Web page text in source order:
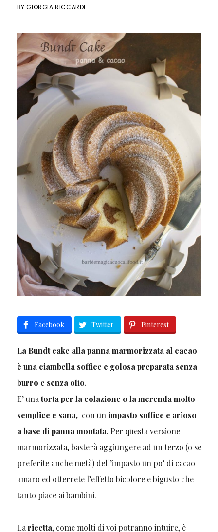
BYGIORGIA RICCARDI
Facebook Twitter Pinterest
La Bundt cake alla panna marmorizzata al cacao
è una ciambella soffice e golosa preparata senza
burro e senza olio.
E’ unatorta per la colazione o la merenda molto
semplice e sana, con unimpasto soffice e arioso
a base di panna montata. Per questa versione
marmorizzata, basterà aggiungere ad un terzo (o se
preferite anche metà) dell’impasto un po’ di cacao
amaro ed otterrete l’effetto bicolore e bigusto che
tanto piace ai bambini.
Laricetta, come molti di voi potranno intuire, è